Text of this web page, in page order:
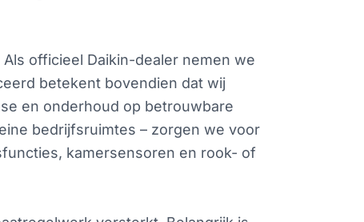
officieel Daikin-dealer nemen we
betekent bovendien dat wij
en onderhoud op betrouwbare
bedrijfsruimtes – zorgen we voor
kamersensoren en rook- of